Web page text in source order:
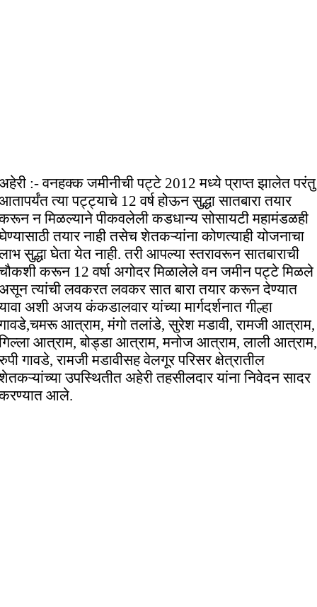
:- वनहक्क जमीनीची पट्टे 2012 मध्ये प्राप्त झालेत परंतु
त्या पट्ट्याचे 12 वर्ष होऊन सुद्धा सातबारा तयार
न मिळल्याने पीकवलेली कडधान्य सोसायटी महामंडळही
तयार नाही तसेच शेतकऱ्यांना कोणत्याही योजनाचा
सुद्धा घेता येत नाही. तरी आपल्या स्तरावरून सातबाराची
करून 12 वर्षा अगोदर मिळालेले वन जमीन पट्टे मिळले
त्यांची लवकरत लवकर सात बारा तयार करून देण्यात
अशी अजय कंकडालवार यांच्या मार्गदर्शनात गील्हा
आत्राम, मंगो तलांडे, सुरेश मडावी, रामजी आत्राम,
आत्राम, बोड्डा आत्राम, मनोज आत्राम, लाली आत्राम,
गावडे, रामजी मडावीसह वेलगूर परिसर क्षेत्रातील
उपस्थितीत अहेरी तहसीलदार यांना निवेदन सादर
आले.